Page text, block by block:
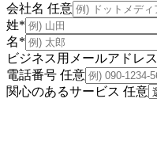
会社名 任意
姓*
名*
ビジネス用メールアドレス
電話番号 任意
関心のあるサービス 任意